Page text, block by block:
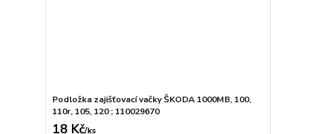
Podložka zajišťovací vačky ŠKODA 1000MB, 100,
110r, 105, 120 ; 110029670
18 Kč/ks